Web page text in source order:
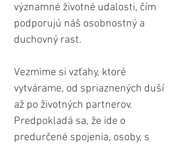
významné životné udalosti, čím
podporujú náš osobnostný a
duchovný rast.
Vezmime si vzťahy, ktoré
vytvárame, od spriaznených duší
až po životných partnerov.
Predpokladá sa, že ide o
predurčené spojenia, osoby, s